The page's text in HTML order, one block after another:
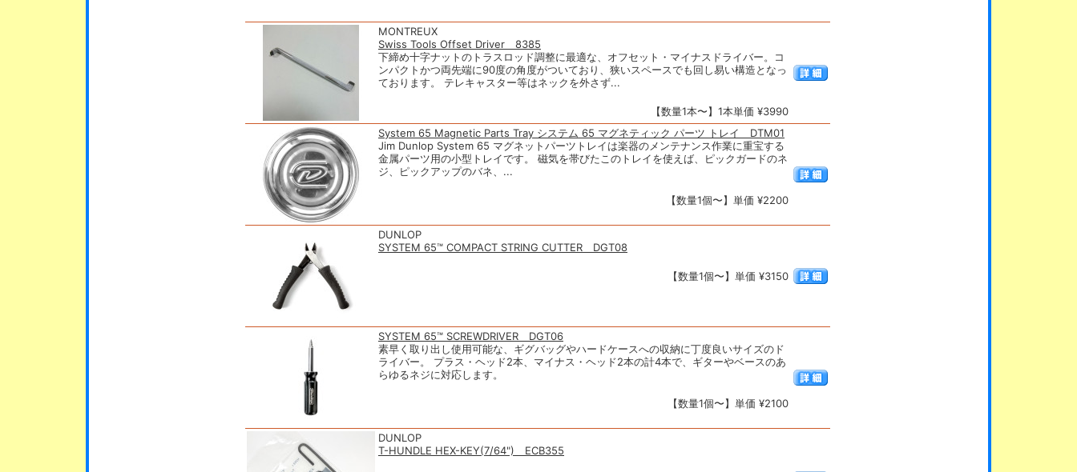
MONTREUX
Swiss Tools Offset Driver 8385
下締め十字ナットのトラスロッド調整に最適な、オフセット・マイナスドライバー。コ
ンパクトかつ両先端に90度の角度がついており、狭いスペースでも回し易い構造となっ
ております。 テレキャスター等はネックを外さず...
【数量1本〜】1本単価 ¥3990
System 65 Magnetic Parts Tray システム 65 マグネティック パーツ トレイ DTM01
Jim Dunlop System 65 マグネットパーツトレイは楽器のメンテナンス作業に重宝する
金属パーツ用の小型トレイです。 磁気を帯びたこのトレイを使えば、ピックガードのネ
ジ、ピックアップのバネ、...
【数量1個〜】単価 ¥2200
DUNLOP
SYSTEM 65™ COMPACT STRING CUTTER DGT08
【数量1個〜】単価 ¥3150
SYSTEM 65™ SCREWDRIVER DGT06
素早く取り出し使用可能な、ギグバッグやハードケースへの収納に丁度良いサイズのド
ライバー。 プラス・ヘッド2本、マイナス・ヘッド2本の計4本で、ギターやベースのあ
らゆるネジに対応します。
【数量1個〜】単価 ¥2100
DUNLOP
T-HUNDLE HEX-KEY(7/64") ECB355